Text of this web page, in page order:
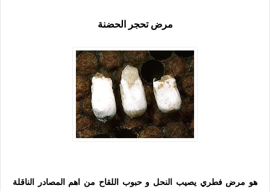
مرض تحجر الحضنة
هو مرض فطري يصيب النحل و حبوب اللقاح من اهم المصادر الناقلة